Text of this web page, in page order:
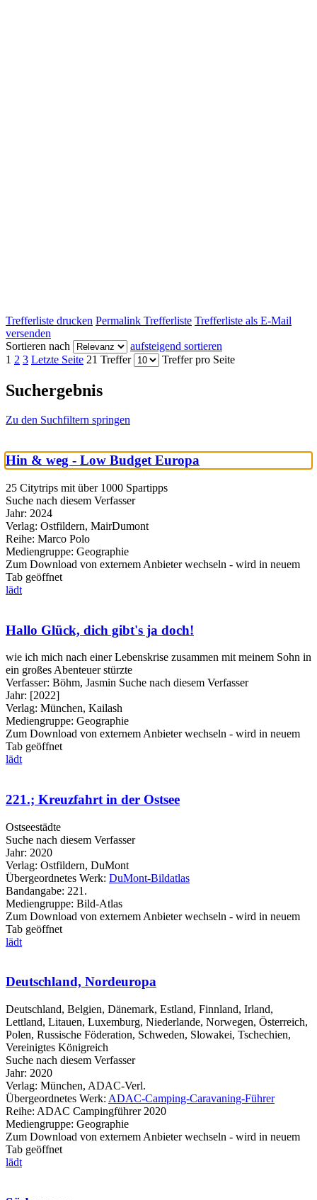
Trefferliste drucken Permalink Trefferliste Trefferliste als E-Mail
versenden
Sortieren nach
aufsteigend sortieren
1 2 3 Letzte Seite 21 Treffer Treffer pro Seite
Suchergebnis
Zu den Suchfiltern springen
Hin & weg - Low Budget Europa
25 Citytrips mit über 1000 Spartipps
Suche nach diesem Verfasser
Jahr: 2024
Verlag: Ostfildern, MairDumont
Reihe: Marco Polo
Mediengruppe: Geographie
Zum Download von externem Anbieter wechseln - wird in neuem
Tab geöffnet
lädt
Hallo Glück, dich gibt's ja doch!
wie ich mich nach einer Lebenskrise zusammen mit meinem Sohn in
ein großes Abenteuer stürzte
Verfasser: Böhm, Jasmin Suche nach diesem Verfasser
Jahr: [2022]
Verlag: München, Kailash
Mediengruppe: Geographie
Zum Download von externem Anbieter wechseln - wird in neuem
Tab geöffnet
lädt
221.; Kreuzfahrt in der Ostsee
Ostseestädte
Suche nach diesem Verfasser
Jahr: 2020
Verlag: Ostfildern, DuMont
Übergeordnetes Werk: DuMont-Bildatlas
Bandangabe: 221.
Mediengruppe: Bild-Atlas
Zum Download von externem Anbieter wechseln - wird in neuem
Tab geöffnet
lädt
Deutschland, Nordeuropa
Deutschland, Belgien, Dänemark, Estland, Finnland, Irland,
Lettland, Litauen, Luxemburg, Niederlande, Norwegen, Österreich,
Polen, Russische Föderation, Schweden, Slowakei, Tschechien,
Vereinigtes Königreich
Suche nach diesem Verfasser
Jahr: 2020
Verlag: München, ADAC-Verl.
Übergeordnetes Werk: ADAC-Camping-Caravaning-Führer
Reihe: ADAC Campingführer 2020
Mediengruppe: Geographie
Zum Download von externem Anbieter wechseln - wird in neuem
Tab geöffnet
lädt